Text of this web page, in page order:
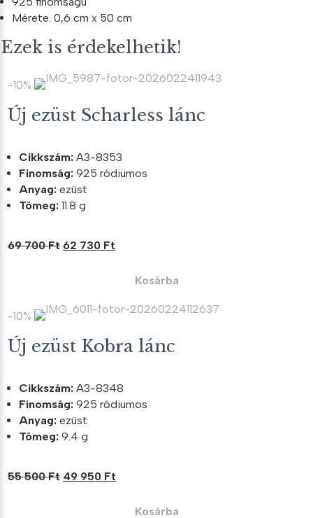
Mérete. 0,6 cm x 50 cm
Ezek is érdekelhetik!
-10%
Új ezüst Scharless lánc
Cikkszám: A3-8353
Finomság: 925 ródiumos
Anyag: ezüst
Tömeg: 11.8 g
69 700Ft Original
700 Ft.
62 730 Ft
730 Ft.
Kosárba
-10%
Új ezüst Kobra lánc
Cikkszám: A3-8348
Finomság: 925 ródiumos
Anyag: ezüst
Tömeg: 9.4 g
55 500Ft Original
49 950 Ft
Kosárba